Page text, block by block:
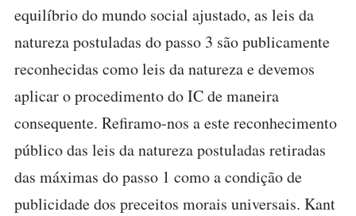
equilíbrio do mundo social ajustado, as leis da
natureza postuladas do passo 3 são publicamente
reconhecidas como leis da natureza e devemos
aplicar o procedimento do IC de maneira
consequente. Refiramo-nos a este reconhecimento
público das leis da natureza postuladas retiradas
das máximas do passo 1 como a condição de
publicidade dos preceitos morais universais. Kant